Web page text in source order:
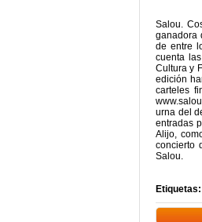
Salou.
ganadora
de entre
cuenta
Cultura y
edición
carteles
urna del
entradas
Alijo,
concierto
Salou.
Etiquetas: